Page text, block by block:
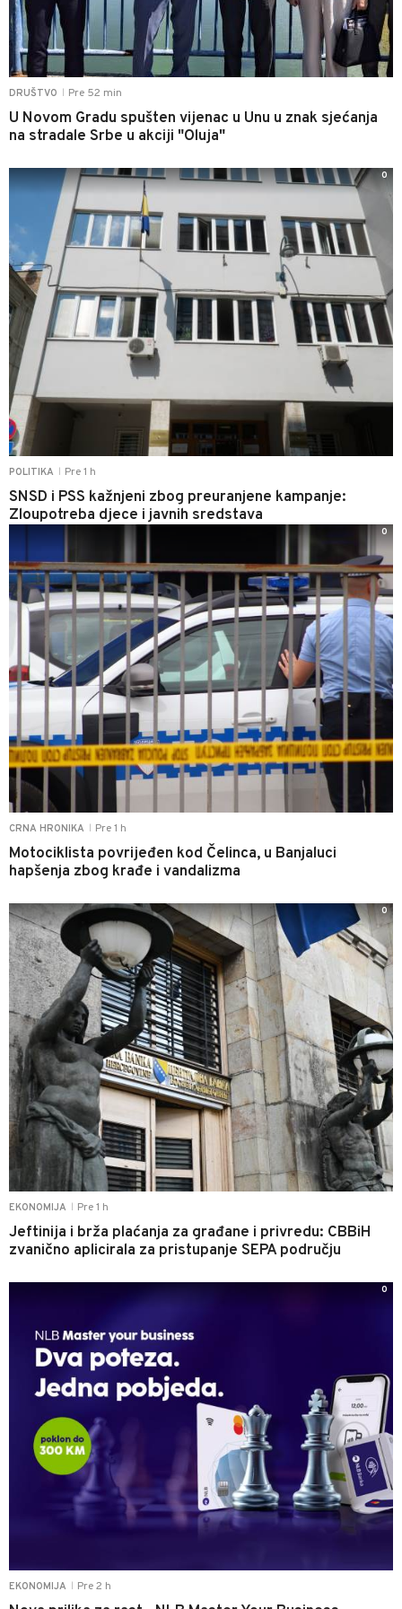
DRUŠTVO Pre 52 min
U Novom Gradu spušten vijenac u Unu u znak sjećanja
na stradale Srbe u akciji "Oluja"
POLITIKA Pre 1 h
SNSD i PSS kažnjeni zbog preuranjene kampanje:
Zloupotreba djece i javnih sredstava
0
CRNA HRONIKA Pre 1 h
Motociklista povrijeđen kod Čelinca, u Banjaluci
hapšenja zbog krađe i vandalizma
0
EKONOMIJA Pre 1 h
Jeftinija i brža plaćanja za građane i privredu: CBBiH
zvanično aplicirala za pristupanje SEPA području
0
EKONOMIJA Pre 2 h
0